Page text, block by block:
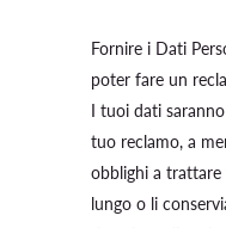
Fornire i Dati
poter fare un
I tuoi dati
tuo reclamo, a
obblighi a
lungo o li